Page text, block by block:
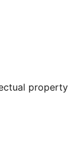
property